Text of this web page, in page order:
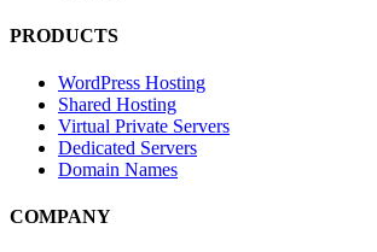
PRODUCTS
WordPress Hosting
Shared Hosting
Virtual Private Servers
Dedicated Servers
Domain Names
COMPANY